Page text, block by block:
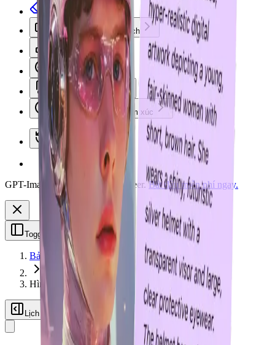
Công cụ xóa nền
Chân dung & Phong cách
Mẫu hình ảnh
Công cụ hình ảnh
Phần mềm nén tệp
Công cụ biểu tượng cảm xúc
Thư viện gần đây
GPT-Image-2 hiện đã có trên Vheer. Bắt đầu miễn phí ngay.
Toggle Sidebar
Bảng điều khiển
Hình ảnh làm gợi ý
Lịch sử